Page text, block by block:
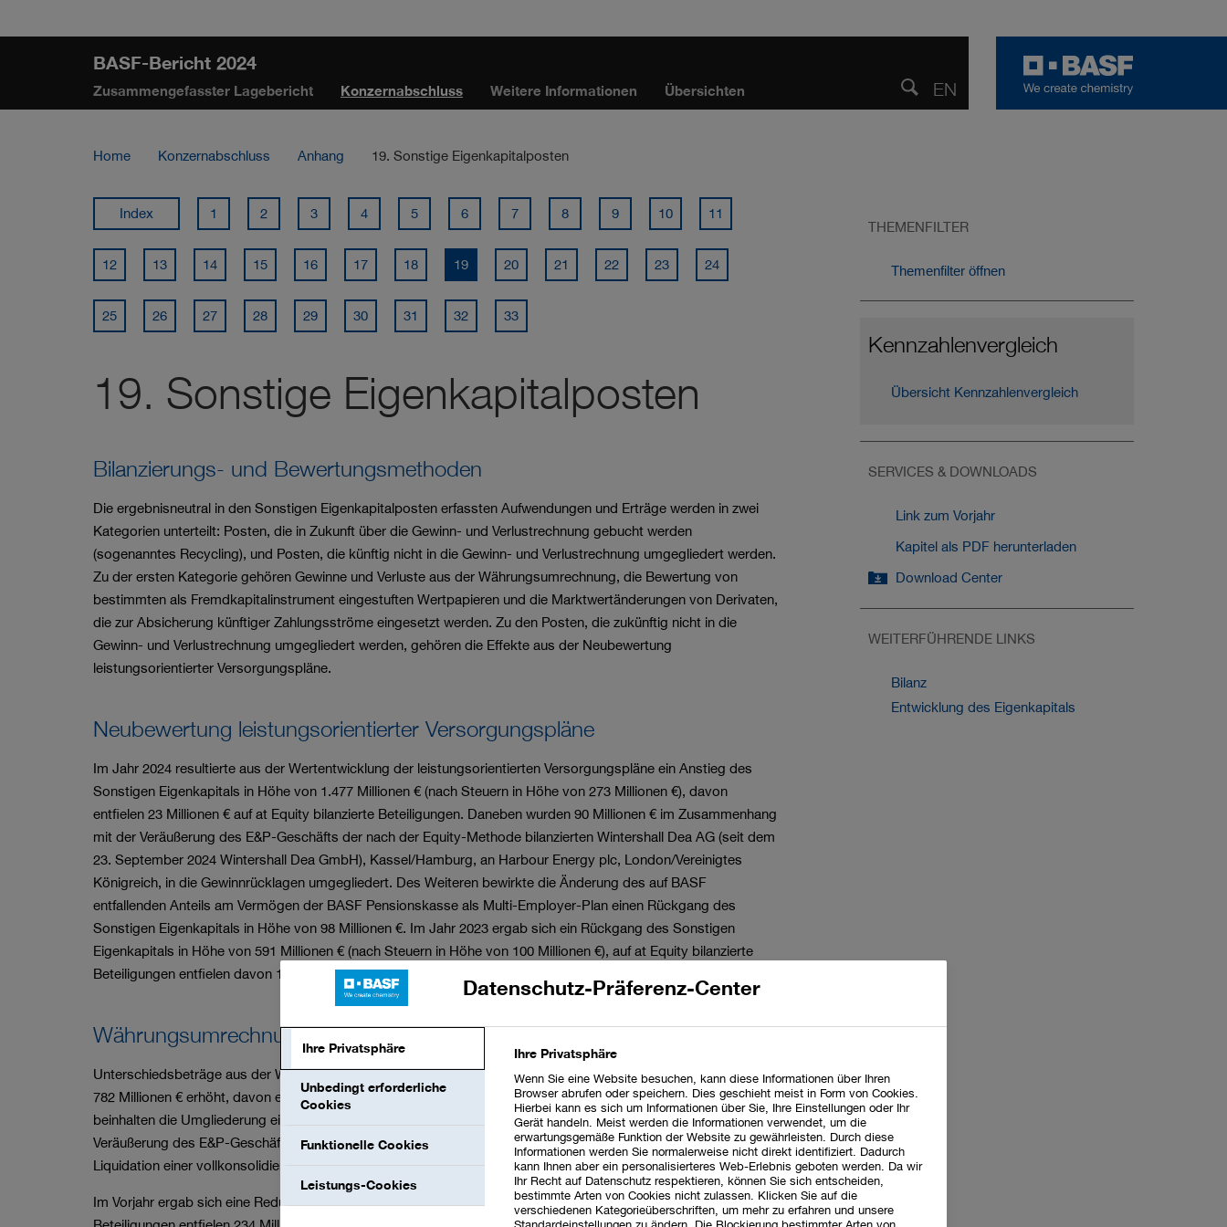
BASF-Bericht 2024
Zusammengefasster Lagebericht Konzernabschluss Weitere Informationen Übersichten TeilenSuche
öffnen
EN ENGLISH
Home Konzernabschluss Anhang 19. Sonstige Eigenkapitalposten
Index 1 2 3 4 5 6 7 8 9 10 11
12 13 14 15 16 17 18 19 20 21 22 23 24
25 26 27 28 29 30 31 32 33
19. Sonstige Eigenkapitalposten
Bilanzierungs- und Bewertungsmethoden
Die ergebnisneutral in den Sonstigen Eigenkapitalposten erfassten Aufwendungen und Erträge werden in zwei
Kategorien unterteilt: Posten, die in Zukunft über die Gewinn- und Verlustrechnung gebucht werden
(sogenanntes Recycling), und Posten, die künftig nicht in die Gewinn- und Verlustrechnung umgegliedert werden.
Zu der ersten Kategorie gehören Gewinne und Verluste aus der Währungsumrechnung, die Bewertung von
bestimmten als Fremdkapitalinstrument eingestuften Wertpapieren und die Marktwertänderungen von Derivaten,
die zur Absicherung künftiger Zahlungsströme eingesetzt werden. Zu den Posten, die zukünftig nicht in die
Gewinn- und Verlustrechnung umgegliedert werden, gehören die Effekte aus der Neubewertung
leistungsorientierter Versorgungspläne.
Neubewertung leistungsorientierter Versorgungspläne
Im Jahr 2024 resultierte aus der Wertentwicklung der leistungsorientierten Versorgungspläne ein Anstieg des
Sonstigen Eigenkapitals in Höhe von 1.477 Millionen € (nach Steuern in Höhe von 273 Millionen €), davon
entfielen 23 Millionen € auf at Equity bilanzierte Beteiligungen. Daneben wurden 90 Millionen € im Zusammenhang
mit der Veräußerung des E&P-Geschäfts der nach der Equity-Methode bilanzierten Wintershall Dea AG (seit dem
23. September 2024 Wintershall Dea GmbH), Kassel/Hamburg, an Harbour Energy plc, London/Vereinigtes
Königreich, in die Gewinnrücklagen umgegliedert. Des Weiteren bewirkte die Änderung des auf BASF
entfallenden Anteils am Vermögen der BASF Pensionskasse als Multi-Employer-Plan einen Rückgang des
Sonstigen Eigenkapitals in Höhe von 98 Millionen €. Im Jahr 2023 ergab sich ein Rückgang des Sonstigen
Eigenkapitals in Höhe von 591 Millionen € (nach Steuern in Höhe von 100 Millionen €), auf at Equity bilanzierte
Beteiligungen entfielen davon 16 Millionen €(mehr dazu unter
Währungsumrechnung
Unterschiedsbeträge aus der Währungsumrechnung haben das Eigenkapital im Jahr 2024 insgesamt um
782 Millionen € erhöht, davon entfielen215 Millionen €auf at Equity bilanzierte Beteiligungen. Diese Beträge
beinhalten die Umgliederung eines Aufwands von
in die Ergebnisrechnung im Rahmen der
Veräußerung des E&P-Geschäfts der Wintershall Dea. Daneben wurden10 Millionen €im Zusammenhang mit der
Liquidation einer vollkonsolidierten Gesellschaft als Gewinn in die Ergebnisrechnung reklassifiziert.
Im Vorjahr ergab sich eine Reduktion des Eigenkapitals um1.220 Millionen €, auf at Equity bilanzierte
THEMENFILTER
Themenfilter öffnen
Kennzahlen­vergleich
Übersicht Kennzahlen­vergleich
SERVICES & DOWNLOADS
Link zum Vorjahr
Kapitel als PDF herunterladen
Download Center
WEITERFÜHRENDE LINKS
Bilanz
Entwicklung des Eigenkapitals
Datenschutz-Präferenz-Center
Ihre Privatsphäre
Unbedingt erforderliche
Cookies
Funktionelle Cookies
Leistungs-Cookies
Ihre Privatsphäre
Wenn Sie eine Website besuchen, kann diese Informationen über Ihren
Browser abrufen oder speichern. Dies geschieht meist in Form von Cookies.
Hierbei kann es sich um Informationen über Sie, Ihre Einstellungen oder Ihr
Gerät handeln. Meist werden die Informationen verwendet, um die
erwartungsgemäße Funktion der Website zu gewährleisten. Durch diese
Informationen werden Sie normalerweise nicht direkt identifiziert. Dadurch
kann Ihnen aber ein personalisierteres Web-Erlebnis geboten werden. Da wir
Ihr Recht auf Datenschutz respektieren, können Sie sich entscheiden,
bestimmte Arten von Cookies nicht zulassen. Klicken Sie auf die
verschiedenen Kategorieüberschriften, um mehr zu erfahren und unsere
Standardeinstellungen zu ändern. Die Blockierung bestimmter Arten von